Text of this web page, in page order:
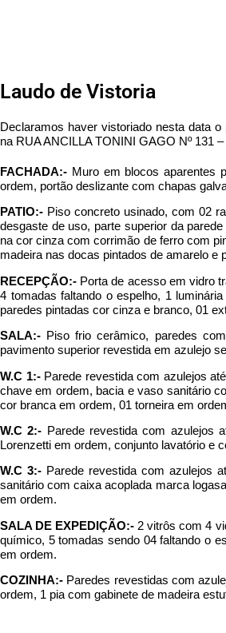
Laudo de Vistoria
Declaramos haver vistoriado nesta data
na RUA ANCILLA TONINI GAGO Nº 131
FACHADA:- Muro em blocos aparentes
ordem, portão deslizante com chapas
PATIO:- Piso concreto usinado, com 02
desgaste de uso, parte superior da
na cor cinza com corrimão de ferro com
madeira nas docas pintados de amarelo e
RECEPÇÃO:- Porta de acesso em vidro
4 tomadas faltando o espelho, 1
paredes pintadas cor cinza e branco, 01
SALA:- Piso frio cerâmico, paredes
pavimento superior revestida em azulejo
W.C 1:-Parede revestida com azulejos
chave em ordem, bacia e vaso sanitário
cor branca em ordem, 01 torneira em
W.C 2:- Parede revestida com azulejos
Lorenzetti em ordem, conjunto lavatório e
W.C 3:-Parede revestida com azulejos
sanitário com caixa acoplada marca
em ordem.
SALA DE EXPEDIÇÃO:- 2 vitrôs com 4
químico, 5 tomadas sendo 04 faltando o
em ordem.
COZINHA:- Paredes revestidas com
ordem, 1 pia com gabinete de madeira